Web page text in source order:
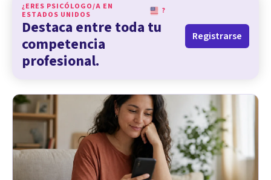
¿ERES PSICÓLOGO/A EN
ESTADOS UNIDOS
?
Destaca entre toda tu
competencia
profesional.
Registrarse